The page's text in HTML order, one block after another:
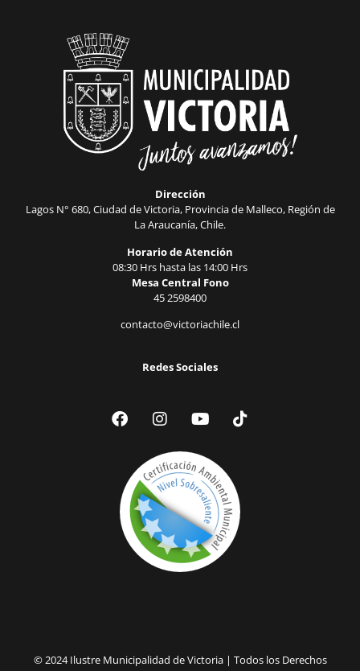
Dirección
Lagos N° 680, Ciudad de Victoria, Provincia de Malleco, Región de
La Araucanía, Chile.
Horario de Atención
08:30 Hrs hasta las 14:00 Hrs
Mesa Central Fono
45 2598400
contacto@victoriachile.cl
Redes Sociales
© 2024 Ilustre Municipalidad de Victoria | Todos los Derechos